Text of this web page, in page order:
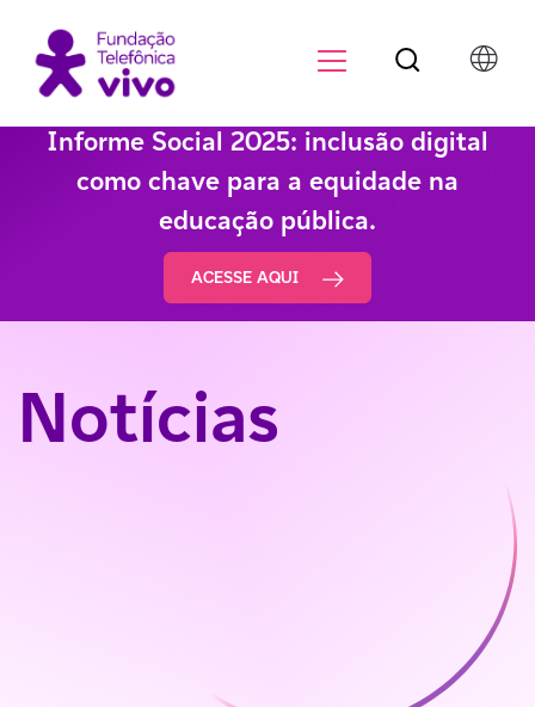
Informe Social 2025: inclusão digital
como chave para a equidade na
educação pública.
ACESSE AQUI
Notícias
Botão de